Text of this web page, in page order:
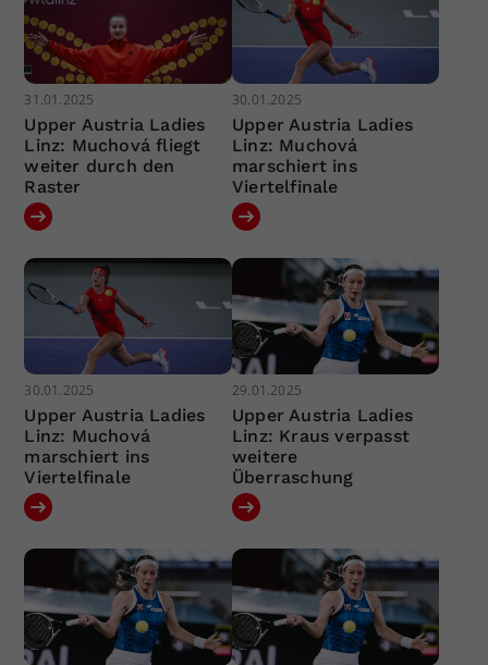
31.01.2025
Upper Austria Ladies
Linz: Muchová fliegt
weiter durch den
Raster
30.01.2025
Upper Austria Ladies
Linz: Muchová
marschiert ins
Viertelfinale
30.01.2025
Upper Austria Ladies
Linz: Muchová
marschiert ins
Viertelfinale
29.01.2025
Upper Austria Ladies
Linz: Kraus verpasst
weitere
Überraschung